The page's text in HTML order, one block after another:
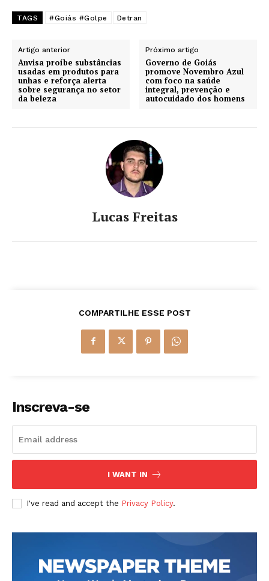
TAGS #Goiás #Golpe Detran
Artigo anterior
Anvisa proíbe substâncias
usadas em produtos para
unhas e reforça alerta
sobre segurança no setor
da beleza
Próximo artigo
Governo de Goiás
promove Novembro Azul
com foco na saúde
integral, prevenção e
autocuidado dos homens
Lucas Freitas
COMPARTILHE ESSE POST
Inscreva-se
I WANT IN
I've read and accept the Privacy Policy.